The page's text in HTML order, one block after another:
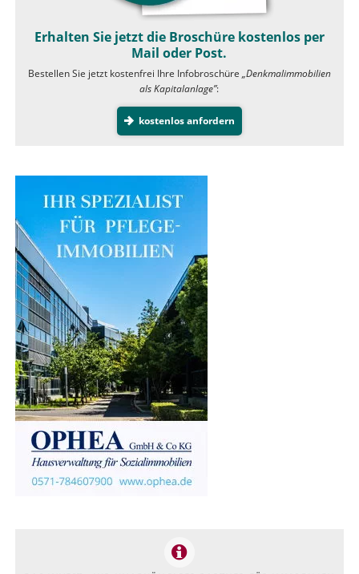
Erhalten Sie jetzt die Broschüre kostenlos per
Mail oder Post.
Bestellen Sie jetzt kostenfrei Ihre Infobroschüre „Denkmalimmobilien
als Kapitalanlage”:
kostenlos anfordern